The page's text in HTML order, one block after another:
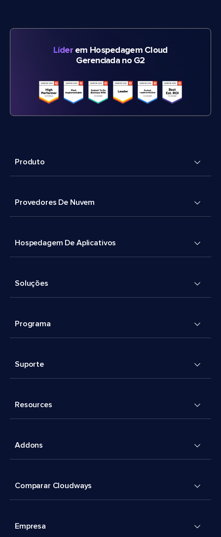
Líderem Hospedagem Cloud
Gerenciada no G2
Produto
Provedores De Nuvem
Hospedagem De Aplicativos
Soluções
Programa
Suporte
Resources
Addons
Comparar Cloudways
Empresa